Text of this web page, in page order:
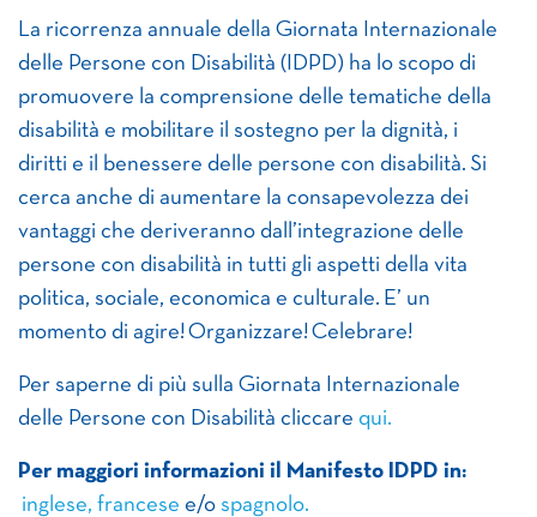
La ricorrenza annuale della Giornata Internazionale
delle Persone con Disabilità (IDPD) ha lo scopo di
promuovere la comprensione delle tematiche della
disabilità e mobilitare il sostegno per la dignità, i
diritti e il benessere delle persone con disabilità. Si
cerca anche di aumentare la consapevolezza dei
vantaggi che deriveranno dall’integrazione delle
persone con disabilità in tutti gli aspetti della vita
politica, sociale, economica e culturale. E’ un
momento di agire! Organizzare! Celebrare!
Per saperne di più sulla Giornata Internazionale
delle Persone con Disabilità cliccare qui.
Per maggiori informazioni il Manifesto IDPD in:
inglese, francese e/o spagnolo.